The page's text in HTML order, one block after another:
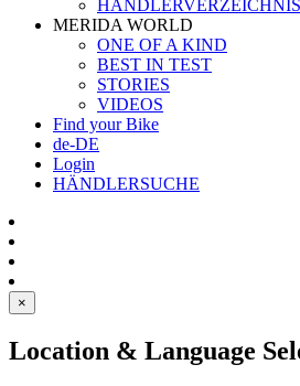
HÄNDLERVERZEICHNIS
MERIDA WORLD
ONE OF A KIND
BEST IN TEST
STORIES
VIDEOS
Find your Bike
de-DE
Login
HÄNDLERSUCHE
×
Location & Language